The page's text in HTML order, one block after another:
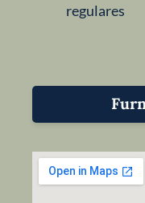
regulares